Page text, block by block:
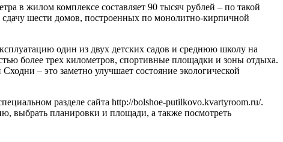
в жилом комплексе составляет 90 тысяч рублей – по такой
сдачу шести домов, построенных по монолитно-кирпичной
один из двух детских садов и среднюю школу на
более трех километров, спортивные площадки и зоны отдыха.
– это заметно улучшает состояние экологической
разделе сайта http://bolshoe-putilkovo.kvartyroom.ru/.
выбрать планировки и площади, а также посмотреть